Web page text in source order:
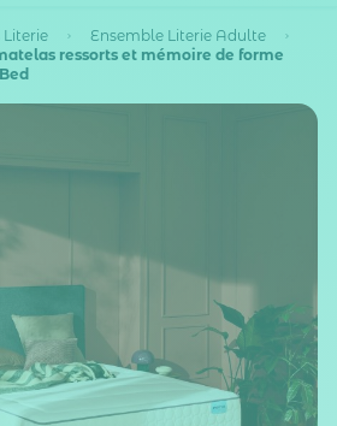
Literie
Ensemble Literie Adulte
ressorts et mémoire de forme